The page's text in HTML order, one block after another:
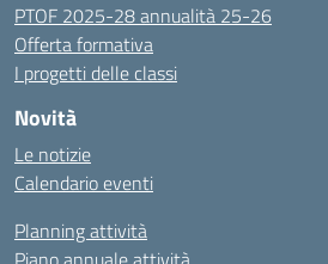
PTOF 2025-28 annualità 25-26
Offerta formativa
I progetti delle classi
Novità
Le notizie
Calendario eventi
Planning attività